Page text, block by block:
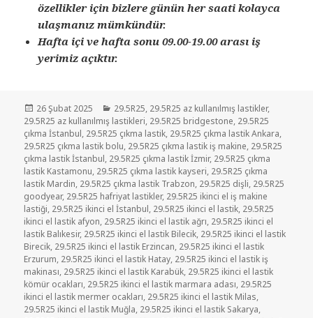
özellikler için bizlere günün her saati kolayca
ulaşmanız mümkündür.
Hafta içi ve hafta sonu 09.00-19.00 arası iş
yerimiz açıktır.
Yayın
tarihi
26 Şubat 2025 Kategoriler
29.5R25, 29.5R25 az kullanılmış lastikler,
29.5R25 az kullanılmış lastikleri, 29.5R25 bridgestone, 29.5R25
çıkma İstanbul, 29.5R25 çıkma lastik, 29.5R25 çıkma lastik Ankara,
29.5R25 çıkma lastik bolu, 29.5R25 çıkma lastik iş makine, 29.5R25
çıkma lastik İstanbul, 29.5R25 çıkma lastik İzmir, 29.5R25 çıkma
lastik Kastamonu, 29.5R25 çıkma lastik kayseri, 29.5R25 çıkma
lastik Mardin, 29.5R25 çıkma lastik Trabzon, 29.5R25 dişli, 29.5R25
goodyear, 29.5R25 hafriyat lastikler, 29.5R25 ikinci el iş makine
lastiği, 29.5R25 ikinci el İstanbul, 29.5R25 ikinci el lastik, 29.5R25
ikinci el lastik afyon, 29.5R25 ikinci el lastik ağrı, 29.5R25 ikinci el
lastik Balıkesir, 29.5R25 ikinci el lastik Bilecik, 29.5R25 ikinci el lastik
Birecik, 29.5R25 ikinci el lastik Erzincan, 29.5R25 ikinci el lastik
Erzurum, 29.5R25 ikinci el lastik Hatay, 29.5R25 ikinci el lastik iş
makinası, 29.5R25 ikinci el lastik Karabük, 29.5R25 ikinci el lastik
kömür ocakları, 29.5R25 ikinci el lastik marmara adası, 29.5R25
ikinci el lastik mermer ocakları, 29.5R25 ikinci el lastik Milas,
29.5R25 ikinci el lastik Muğla, 29.5R25 ikinci el lastik Sakarya,